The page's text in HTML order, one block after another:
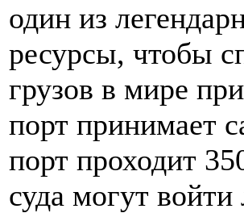
один из
ресурсы, чтобы
грузов в мире
порт принимает
порт проходит
суда могут